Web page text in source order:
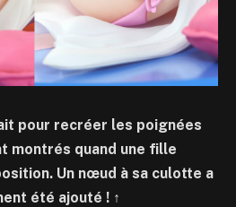
pour recréer les poignées
montrés quand une fille
Un nœud à sa culotte a
été ajouté !↑